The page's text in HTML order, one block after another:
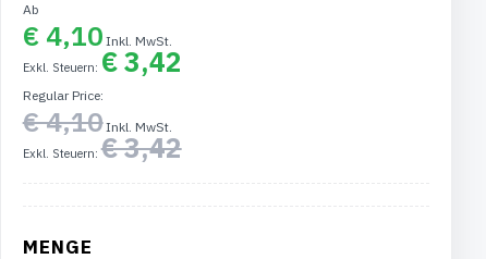
Ab
€ 4,10
€ 3,42
Regular Price
€ 4,10
€ 3,42
MENGE